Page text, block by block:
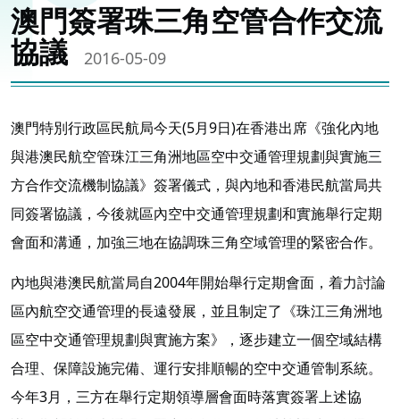
澳門簽署珠三角空管合作交流
協議
2016-05-09
澳門特別行政區民航局今天(5月9日)在香港出席《強化內地
與港澳民航空管珠江三角洲地區空中交通管理規劃與實施三
方合作交流機制協議》簽署儀式，與內地和香港民航當局共
同簽署協議，今後就區內空中交通管理規劃和實施舉行定期
會面和溝通，加強三地在協調珠三角空域管理的緊密合作。
內地與港澳民航當局自2004年開始舉行定期會面，着力討論
區內航空交通管理的長遠發展，並且制定了《珠江三角洲地
區空中交通管理規劃與實施方案》，逐步建立一個空域結構
合理、保障設施完備、運行安排順暢的空中交通管制系統。
今年3月，三方在舉行定期領導層會面時落實簽署上述協